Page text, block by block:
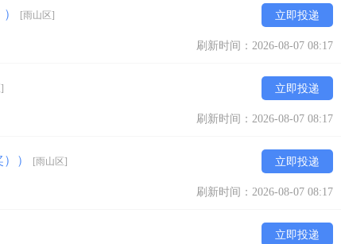
[雨山区] 立即投递
刷新时间：2026-08-07 08:17
立即投递
刷新时间：2026-08-07 08:17
） [雨山区] 立即投递
刷新时间：2026-08-07 08:17
立即投递